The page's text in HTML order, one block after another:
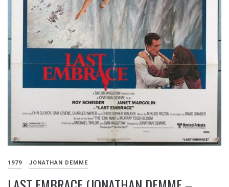
1979 JONATHAN DEMME